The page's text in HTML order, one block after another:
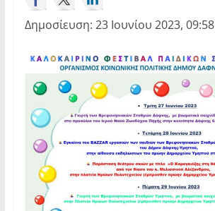
Δημοσίευση: 23 Ιουνίου 2023, 09:58